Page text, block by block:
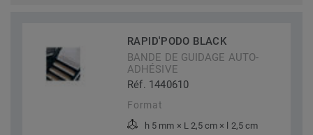
RAPID'PODO BLACK
BANDE DE GUIDAGE AUTO-
ADHÉSIVE
Réf. 1440610
Format
h 5 mm × L 2,5 cm × l 2,5 cm